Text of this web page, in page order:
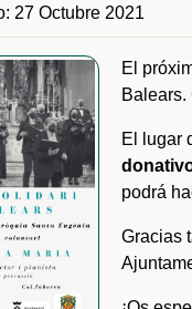
27 Octubre 2021
El
Balears.
El lugar
podrá
Gracias